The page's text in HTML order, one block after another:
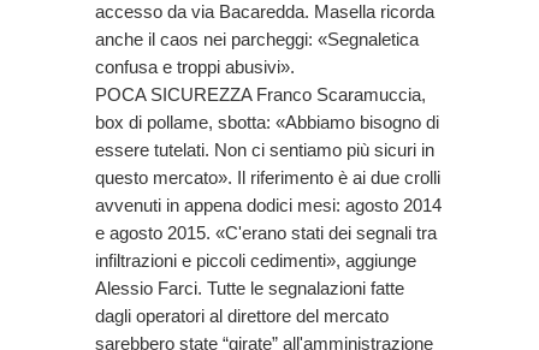
accesso da via Bacaredda. Masella ricorda
anche il caos nei parcheggi: «Segnaletica
confusa e troppi abusivi».
POCA SICUREZZA Franco Scaramuccia,
box di pollame, sbotta: «Abbiamo bisogno di
essere tutelati. Non ci sentiamo più sicuri in
questo mercato». Il riferimento è ai due crolli
avvenuti in appena dodici mesi: agosto 2014
e agosto 2015. «C'erano stati dei segnali tra
infiltrazioni e piccoli cedimenti», aggiunge
Alessio Farci. Tutte le segnalazioni fatte
dagli operatori al direttore del mercato
sarebbero state “girate” all'amministrazione